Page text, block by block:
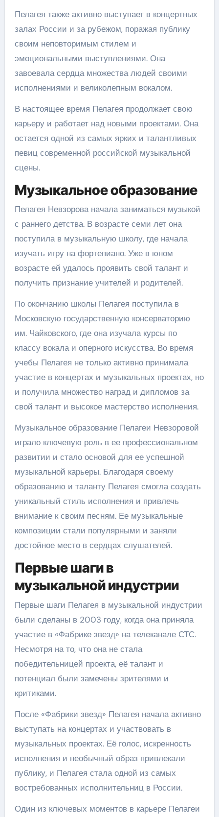
Пелагея также активно выступает в концертных
залах России и за рубежом, поражая публику
своим неповторимым стилем и
эмоциональными выступлениями. Она
завоевала сердца множества людей своими
исполнениями и великолепным вокалом.
В настоящее время Пелагея продолжает свою
карьеру и работает над новыми проектами. Она
остается одной из самых ярких и талантливых
певиц современной российской музыкальной
сцены.
Музыкальное образование
Пелагея Невзорова начала заниматься музыкой
с раннего детства. В возрасте семи лет она
поступила в музыкальную школу, где начала
изучать игру на фортепиано. Уже в юном
возрасте ей удалось проявить свой талант и
получить признание учителей и родителей.
По окончанию школы Пелагея поступила в
Московскую государственную консерваторию
им. Чайковского, где она изучала курсы по
классу вокала и оперного искусства. Во время
учебы Пелагея не только активно принимала
участие в концертах и музыкальных проектах, но
и получила множество наград и дипломов за
свой талант и высокое мастерство исполнения.
Музыкальное образование Пелагеи Невзоровой
играло ключевую роль в ее профессиональном
развитии и стало основой для ее успешной
музыкальной карьеры. Благодаря своему
образованию и таланту Пелагея смогла создать
уникальный стиль исполнения и привлечь
внимание к своим песням. Ее музыкальные
композиции стали популярными и заняли
достойное место в сердцах слушателей.
Первые шаги в
музыкальной индустрии
Первые шаги Пелагея в музыкальной индустрии
были сделаны в 2003 году, когда она приняла
участие в «Фабрике звезд» на телеканале СТС.
Несмотря на то, что она не стала
победительницей проекта, её талант и
потенциал были замечены зрителями и
критиками.
После «Фабрики звезд» Пелагея начала активно
выступать на концертах и участвовать в
музыкальных проектах. Её голос, искренность
исполнения и необычный образ привлекали
публику, и Пелагея стала одной из самых
востребованных исполнительниц в России.
Один из ключевых моментов в карьере Пелагеи